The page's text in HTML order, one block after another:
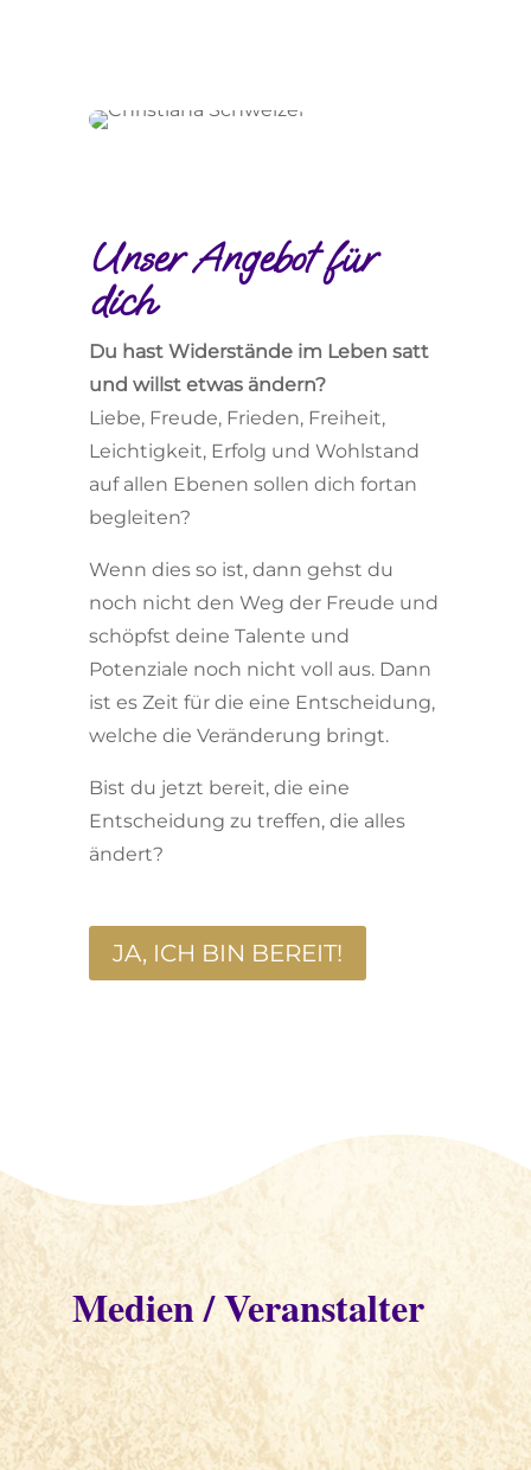
Unser Angebot für
dich
Du hast Widerstände im Leben satt
und willst etwas ändern?
Liebe, Freude, Frieden, Freiheit,
Leichtigkeit, Erfolg und Wohlstand
auf allen Ebenen sollen dich fortan
begleiten?
Wenn dies so ist, dann gehst du
noch nicht den Weg der Freude und
schöpfst deine Talente und
Potenziale noch nicht voll aus. Dann
ist es Zeit für die eine Entscheidung,
welche die Veränderung bringt.
Bist du jetzt bereit, die eine
Entscheidung zu treffen, die alles
ändert?
JA, ICH BIN BEREIT!
Medien / Veranstalter